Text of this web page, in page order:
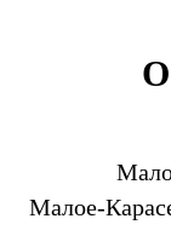
Малое-